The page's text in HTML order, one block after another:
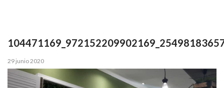
Posted
on
29 junio 2020